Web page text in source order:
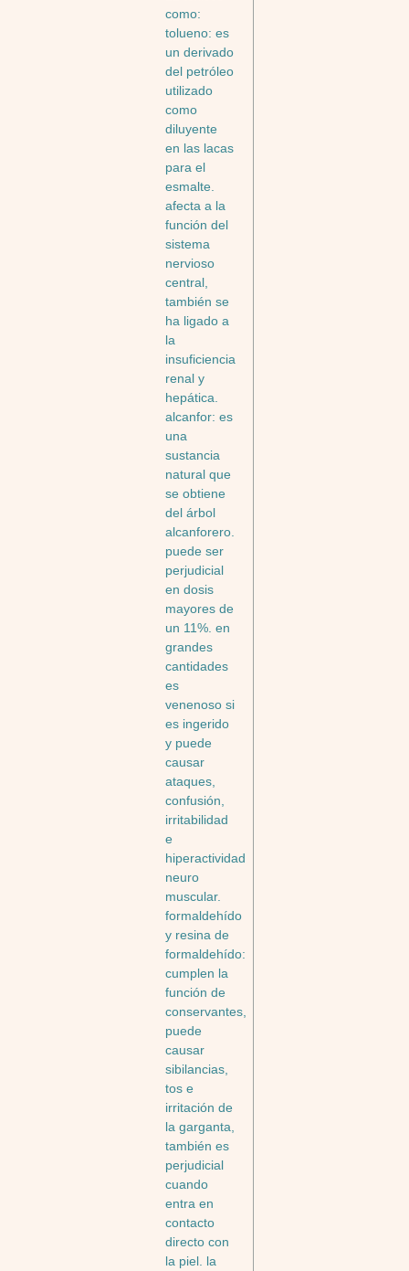
como:
tolueno: es
un derivado
del petróleo
utilizado
como
diluyente
en las lacas
para el
esmalte.
afecta a la
función del
sistema
nervioso
central,
también se
ha ligado a
la
insuficiencia
renal y
hepática.
alcanfor: es
una
sustancia
natural que
se obtiene
del árbol
alcanforero.
puede ser
perjudicial
en dosis
mayores de
un 11%. en
grandes
cantidades
es
venenoso si
es ingerido
y puede
causar
ataques,
confusión,
irritabilidad
e
hiperactividad
neuro
muscular.
formaldehído
y resina de
formaldehído:
cumplen la
función de
conservantes,
puede
causar
sibilancias,
tos e
irritación de
la garganta,
también es
perjudicial
cuando
entra en
contacto
directo con
la piel. la